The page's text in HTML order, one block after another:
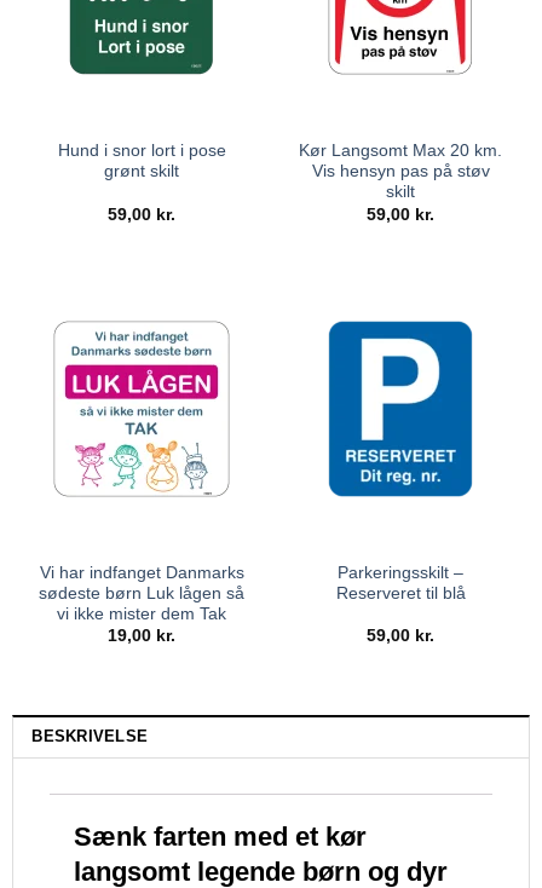
Hund i snor lort i pose
grønt skilt
59,00 kr.
Kør Langsomt Max 20 km.
Vis hensyn pas på støv
skilt
59,00 kr.
Vi har indfanget Danmarks
sødeste børn Luk lågen så
vi ikke mister dem Tak
19,00 kr.
Parkeringsskilt –
Reserveret til blå
59,00 kr.
BESKRIVELSE
Sænk farten med et kør
langsomt legende børn og dyr